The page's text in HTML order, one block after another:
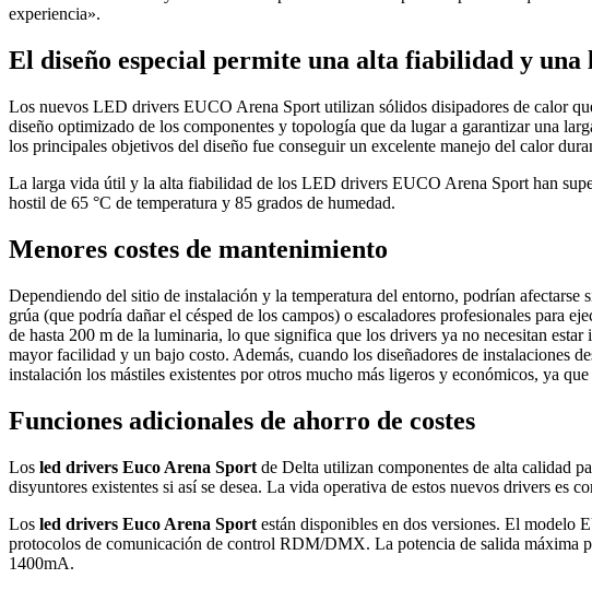
experiencia».
El diseño especial permite una alta fiabilidad y
Los nuevos LED drivers EUCO Arena Sport utilizan sólidos disipadores de calor
diseño optimizado de los componentes y topología que da lugar a garantizar una
los principales objetivos del diseño fue conseguir un excelente manejo del calor
La larga vida útil y la alta fiabilidad de los LED drivers EUCO Arena Sport han
hostil de 65 °C de temperatura y 85 grados de humedad.
Menores costes de mantenimiento
Dependiendo del sitio de instalación y la temperatura del entorno, podrían
grúa (que podría dañar el césped de los campos) o escaladores profesionales para
de hasta 200 m de la luminaria, lo que significa que los drivers ya no necesitan
mayor facilidad y un bajo costo. Además, cuando los diseñadores de instalaciones
instalación los mástiles existentes por otros mucho más ligeros y económicos, ya
Funciones adicionales de ahorro de costes
Los led drivers Euco Arena Sport de Delta utilizan componentes de alta calidad
disyuntores existentes si así se desea. La vida operativa de estos nuevos drivers
Los led drivers Euco Arena Sport están disponibles en dos versiones. El
protocolos de comunicación de control RDM/DMX. La potencia de salida máxima
1400mA.